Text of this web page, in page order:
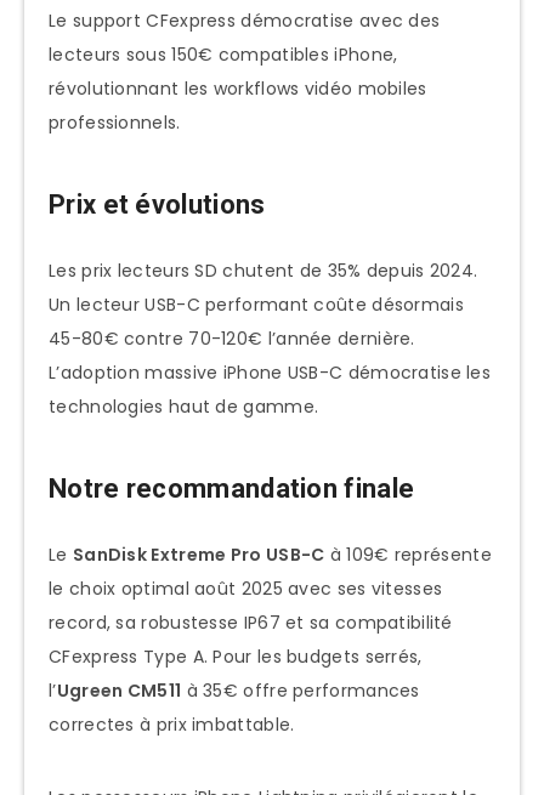
Le support CFexpress démocratise avec des
lecteurs sous 150€ compatibles iPhone,
révolutionnant les workflows vidéo mobiles
professionnels.
Prix et évolutions
Les prix lecteurs SD chutent de 35% depuis 2024.
Un lecteur USB-C performant coûte désormais
45-80€ contre 70-120€ l’année dernière.
L’adoption massive iPhone USB-C démocratise les
technologies haut de gamme.
Notre recommandation finale
Le SanDisk Extreme Pro USB-C à 109€ représente
le choix optimal août 2025 avec ses vitesses
record, sa robustesse IP67 et sa compatibilité
CFexpress Type A. Pour les budgets serrés,
l’Ugreen CM511 à 35€ offre performances
correctes à prix imbattable.